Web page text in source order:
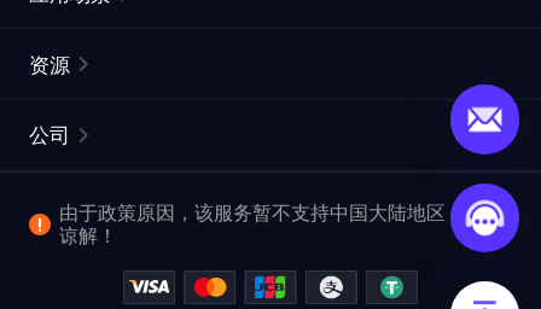
网页抓取 API
视频下载 API
ISP代理
ProxySite
市场研究
爬行和索引
查看全部使用场景
资源
常见问题解答
位置
公司
企业服务
反洗钱合规计划
由于政策原因，该服务暂不支持中国大陆地区，敬请
谅解！